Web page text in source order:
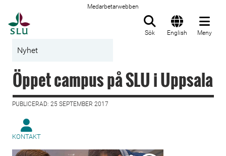
Medarbetarwebben
Sök English Meny
Nyhet
Öppet campus på SLU i Uppsala
PUBLICERAD: 25 SEPTEMBER 2017
KONTAKT